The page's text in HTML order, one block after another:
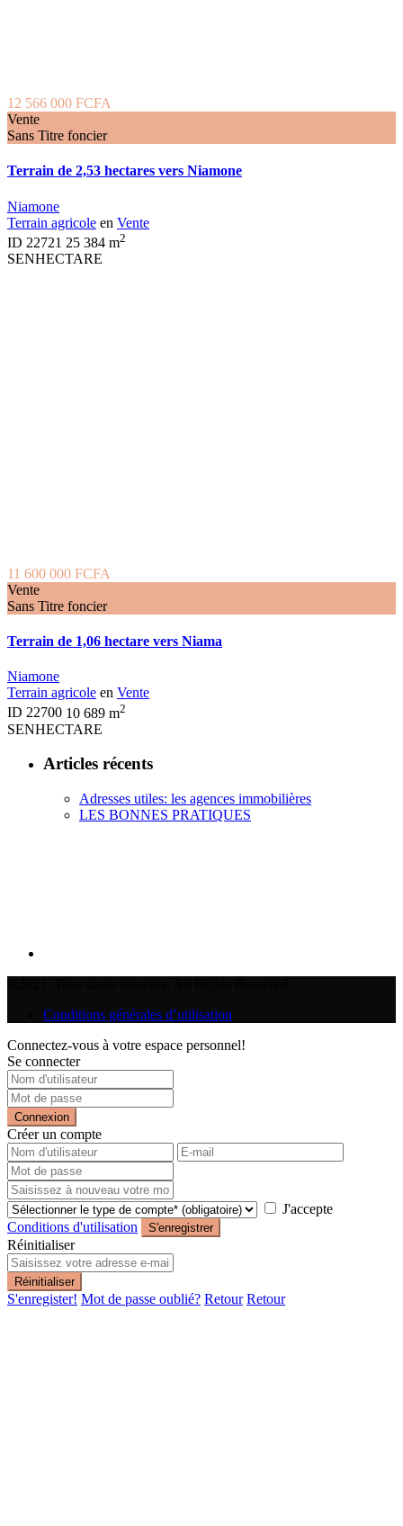
12 566 000 FCFA
Vente
Sans Titre foncier
Terrain de 2,53 hectares vers Niamone
Niamone
Terrain agricole en Vente
ID 22721 25 384 m2
SENHECTARE
11 600 000 FCFA
Vente
Sans Titre foncier
Terrain de 1,06 hectare vers Niama
Niamone
Terrain agricole en Vente
ID 22700 10 689 m2
SENHECTARE
Articles récents
Adresses utiles: les agences immobilières
LES BONNES PRATIQUES
Conditions générales d’utilisation
Connectez-vous à votre espace personnel!
Se connecter
Connexion
Créer un compte
J'accepte
Conditions d'utilisation
S'enregistrer
Réinitialiser
Réinitialiser
S'enregister! Mot de passe oublié? Retour Retour